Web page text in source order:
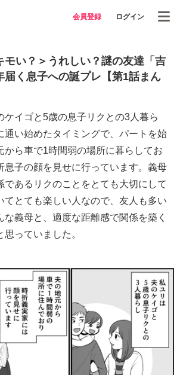
会員登録 ログイン
モい？＞うれしい？謎の友達「吉
届く息子への誕プレ【第1話まん
ケイゴと5歳の息子リクとの3人暮ら
通い始めたタイミングで、パートを始
から車で1時間弱の場所に暮らしてお
息子の顔を見せに行っています。義母
であるリクのことをとても大切にして
てとても楽しい人なので、友人も多い
な義母と、適度な距離感で関係を築く
っていました。